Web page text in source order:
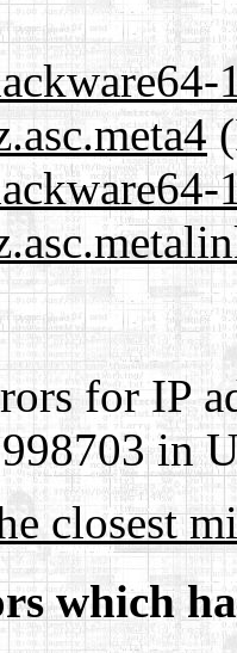
for IP
in
closest
which